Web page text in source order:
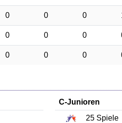
0 0 0
0 0 0
0 0 0
C-Junioren
25 Spiele